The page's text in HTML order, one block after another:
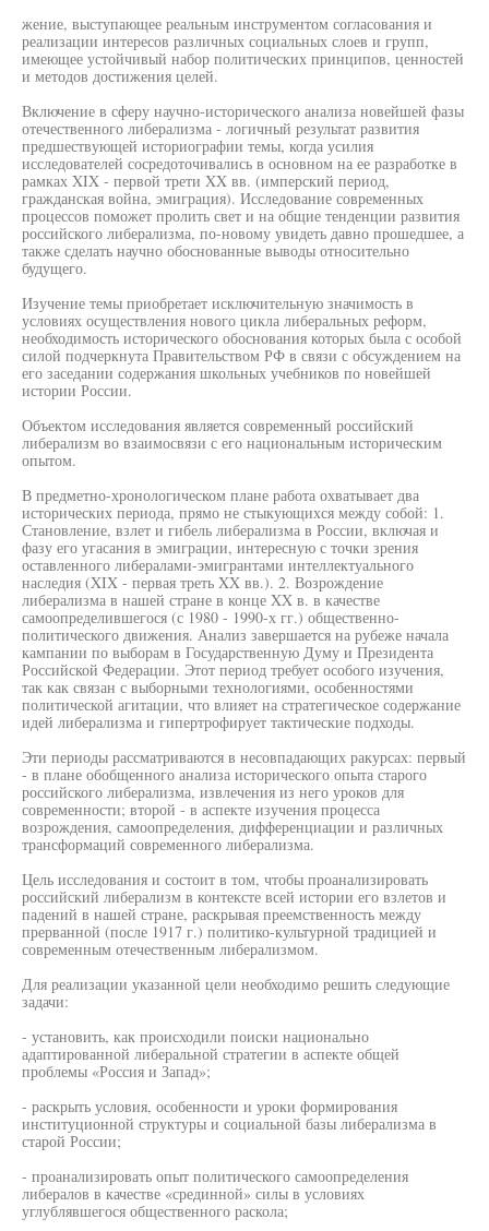
жение, выступающее реальным инструментом согласования и
реализации интересов различных социальных слоев и групп,
имеющее устойчивый набор политических принципов, ценностей
и методов достижения целей.
Включение в сферу научно-исторического анализа новейшей фазы
отечественного либерализма - логичный результат развития
предшествующей историографии темы, когда усилия
исследователей сосредоточивались в основном на ее разработке в
рамках XIX - первой трети XX вв. (имперский период,
гражданская война, эмиграция). Исследование современных
процессов поможет пролить свет и на общие тенденции развития
российского либерализма, по-новому увидеть давно прошедшее, а
также сделать научно обоснованные выводы относительно
будущего.
Изучение темы приобретает исключительную значимость в
условиях осуществления нового цикла либеральных реформ,
необходимость исторического обоснования которых была с особой
силой подчеркнута Правительством РФ в связи с обсуждением на
его заседании содержания школьных учебников по новейшей
истории России.
Объектом исследования является современный российский
либерализм во взаимосвязи с его национальным историческим
опытом.
В предметно-хронологическом плане работа охватывает два
исторических периода, прямо не стыкующихся между собой: 1.
Становление, взлет и гибель либерализма в России, включая и
фазу его угасания в эмиграции, интересную с точки зрения
оставленного либералами-эмигрантами интеллектуального
наследия (XIX - первая треть XX вв.). 2. Возрождение
либерализма в нашей стране в конце XX в. в качестве
самоопределившегося (с 1980 - 1990-х гг.) общественно-
политического движения. Анализ завершается на рубеже начала
кампании по выборам в Государственную Думу и Президента
Российской Федерации. Этот период требует особого изучения,
так как связан с выборными технологиями, особенностями
политической агитации, что влияет на стратегическое содержание
идей либерализма и гипертрофирует тактические подходы.
Эти периоды рассматриваются в несовпадающих ракурсах: первый
- в плане обобщенного анализа исторического опыта старого
российского либерализма, извлечения из него уроков для
современности; второй - в аспекте изучения процесса
возрождения, самоопределения, дифференциации и различных
трансформаций современного либерализма.
Цель исследования и состоит в том, чтобы проанализировать
российский либерализм в контексте всей истории его взлетов и
падений в нашей стране, раскрывая преемственность между
прерванной (после 1917 г.) политико-культурной традицией и
современным отечественным либерализмом.
Для реализации указанной цели необходимо решить следующие
задачи:
- установить, как происходили поиски национально
адаптированной либеральной стратегии в аспекте общей
проблемы «Россия и Запад»;
- раскрыть условия, особенности и уроки формирования
институционной структуры и социальной базы либерализма в
старой России;
- проанализировать опыт политического самоопределения
либералов в качестве «срединной» силы в условиях
углублявшегося общественного раскола;